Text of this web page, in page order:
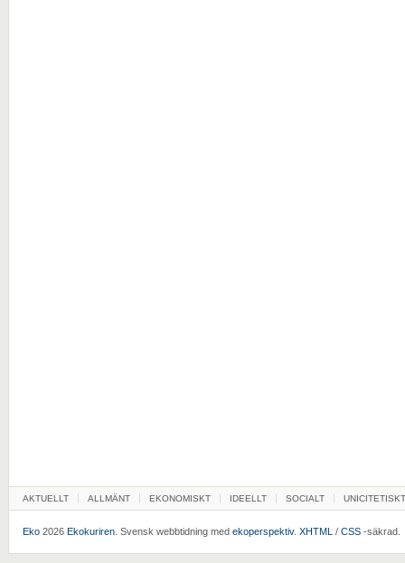
AKTUELLT ALLMÄNT EKONOMISKT IDEELLT SOCIALT UNICITETISKT
Eko2026 Ekokuriren. Svensk webbtidning med ekoperspektiv. XHTML / CSS-säkrad.